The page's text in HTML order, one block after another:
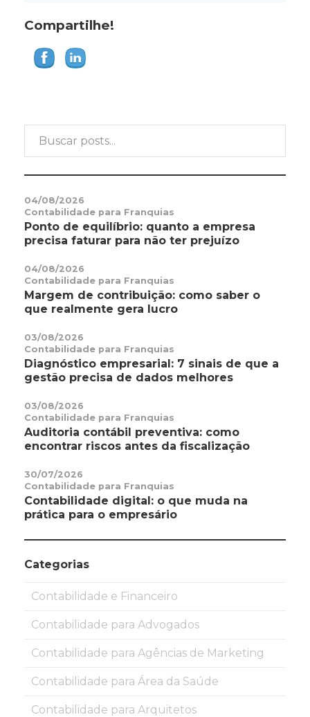
Compartilhe!
04/08/2026
Contabilidade para Franquias
Ponto de equilíbrio: quanto a empresa
precisa faturar para não ter prejuízo
04/08/2026
Contabilidade para Franquias
Margem de contribuição: como saber o
que realmente gera lucro
03/08/2026
Contabilidade para Franquias
Diagnóstico empresarial: 7 sinais de que a
gestão precisa de dados melhores
03/08/2026
Contabilidade para Franquias
Auditoria contábil preventiva: como
encontrar riscos antes da fiscalização
30/07/2026
Contabilidade para Franquias
Contabilidade digital: o que muda na
prática para o empresário
Categorias
Contabilidade e Financeiro
Contabilidade para Advogados
Contabilidade para Agências de Marketing
Contabilidade para Área da Saúde
Contabilidade para Arquitetos